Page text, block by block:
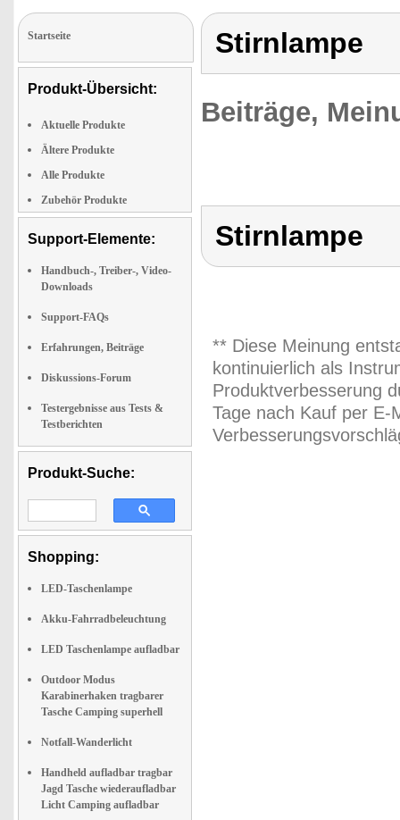
Startseite
Produkt-Übersicht:
Aktuelle Produkte
Ältere Produkte
Alle Produkte
Zubehör Produkte
Support-Elemente:
Handbuch-, Treiber-, Video-
Downloads
Support-FAQs
Erfahrungen, Beiträge
Diskussions-Forum
Testergebnisse aus Tests &
Testberichten
Produkt-Suche:
Shopping:
LED-Taschenlampe
Akku-Fahrradbeleuchtung
LED Taschenlampe aufladbar
Outdoor Modus
Karabinerhaken tragbarer
Tasche Camping superhell
Notfall-Wanderlicht
Handheld aufladbar tragbar
Jagd Tasche wiederaufladbar
Licht Camping aufladbar
Stirnlampe
Beiträge,
Stirnlampe
** Diese Meinung
kontinuierlich als
Produktverbesserung
Tage nach Kauf per E-